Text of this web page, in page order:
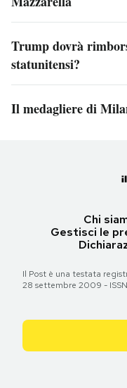
Trump dovrà
statunitensi?
Il medagliere di
Chi
Gestisci le
Il Post è una testata
28 settembre 2009 -